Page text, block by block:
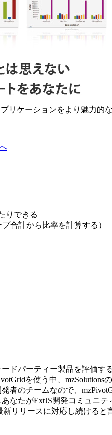
リケーションをより魅力的
りできる
合計から比率を計算する）
ドパーティー製品を評価
を使う中、
者のチームなので、
たがExtJS開発コミュニ
リリースに対応し続けると